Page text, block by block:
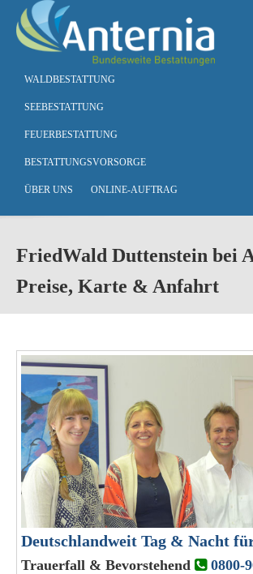
Skip to main content
WALDBESTATTUNG
SEEBESTATTUNG
FEUERBESTATTUNG
BESTATTUNGSVORSORGE
ÜBER UNS ONLINE-AUFTRAG
FriedWald Duttenstein bei
Preise, Karte & Anfahrt
Deutschlandweit Tag & Nacht
Trauerfall & Bevorstehend 0800-